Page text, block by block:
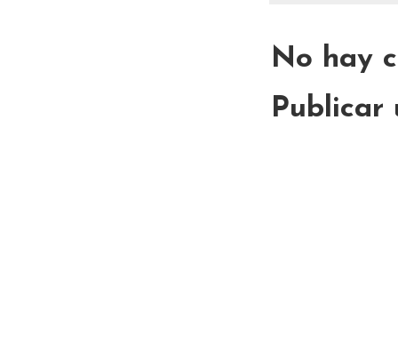
No hay
Publicar